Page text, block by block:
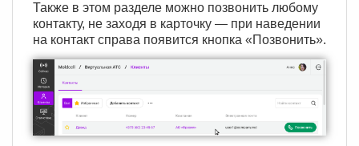
Также в этом разделе можно позвонить любому
контакту, не заходя в карточку — при наведении
на контакт справа появится кнопка «Позвонить».